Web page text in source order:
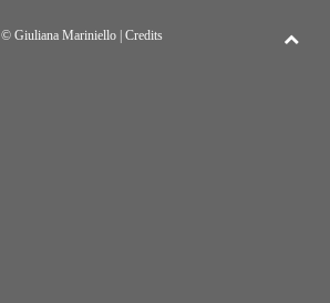
© Giuliana Mariniello | Credits